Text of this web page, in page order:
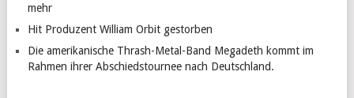
mehr
Hit Produzent William Orbit gestorben
Die amerikanische Thrash-Metal-Band Megadeth kommt im
Rahmen ihrer Abschiedstournee nach Deutschland.